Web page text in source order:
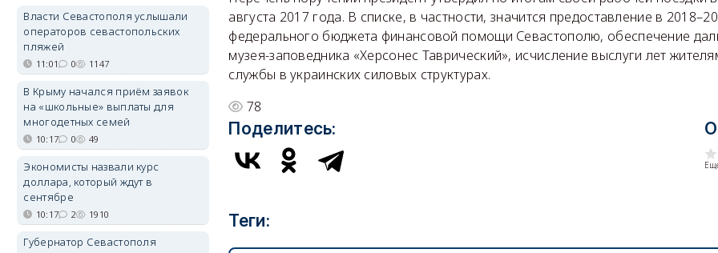
августа 2017 года. В списке, в частности, значится предоставление в
федерального бюджета финансовой помощи Севастополю, обеспечение
музея-заповедника «Херсонес Таврический», исчисление выслуги лет
службы в украинских силовых структурах.
78
Поделитесь:
Теги:
Власти Севастополя услышали
операторов севастопольских
пляжей
11:01 0 1147
В Крыму начался приём заявок
на «школьные» выплаты для
многодетных семей
10:17 0 49
Экономисты назвали курс
доллара, который ждут в
сентябре
10:17 2 1910
Губернатор Севастополя